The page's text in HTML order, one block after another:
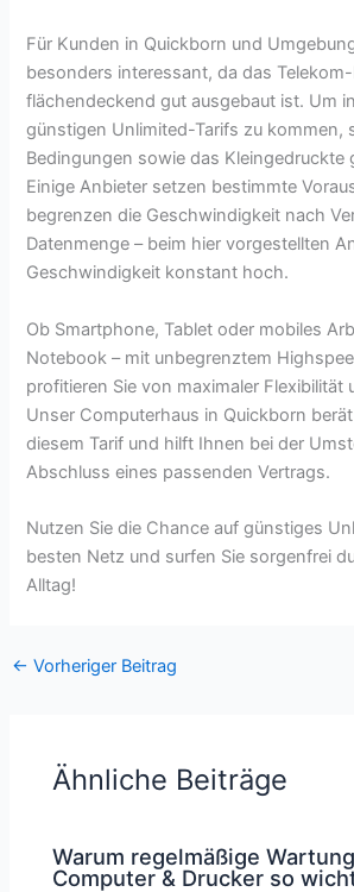
Für Kunden in Quickborn und
besonders interessant, da das
flächendeckend gut ausgebaut ist. Um
günstigen Unlimited-Tarifs zu kommen,
Bedingungen sowie das Kleingedruckte
Einige Anbieter setzen bestimmte
begrenzen die Geschwindigkeit nach
Datenmenge – beim hier vorgestellten
Geschwindigkeit konstant hoch.
Ob Smartphone, Tablet oder mobiles
Notebook – mit unbegrenztem
profitieren Sie von maximaler Flexibilität
Unser Computerhaus in Quickborn
diesem Tarif und hilft Ihnen bei der
Abschluss eines passenden Vertrags.
Nutzen Sie die Chance auf günstiges
besten Netz und surfen Sie sorgenfrei
Alltag!
← Vorheriger Beitrag
Ähnliche Beiträge
Warum regelmäßige
Computer & Drucker so